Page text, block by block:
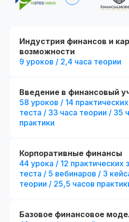
Индустрия финансов и
возможности
9 уроков / 2,4 часа теории
Введение в финансовый
58 уроков / 14
теста / 33 часа теории / 35
практики
Корпоративные финансы
44 урока / 12 практических
теста / 5 вебинаров / 3
теории / 25,5 часов
Базовое финансовое
До окончания акции осталось
00
дней часов минута секунда